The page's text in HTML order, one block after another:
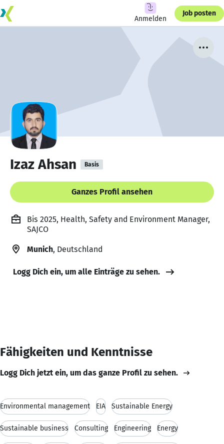
Anmelden
Job posten
Izaz Ahsan Basis
Ganzes Profil ansehen
Bis 2025, Health, Safety and Environment Manager,
SAJCO
Munich, Deutschland
Logg Dich ein, um alle Einträge zu sehen.
Fähigkeiten und Kenntnisse
Logg Dich jetzt ein, um das ganze Profil zu sehen.
Environmental management EIA Sustainable Energy
Sustainable business Consulting Engineering Energy